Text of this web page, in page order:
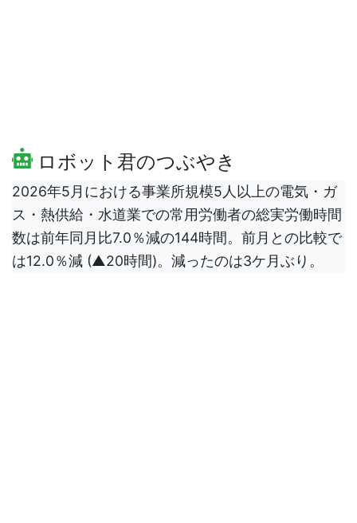
ロボット君のつぶやき
2026年5月における事業所規模5人以上の電気・ガ
ス・熱供給・水道業での常用労働者の総実労働時間
数は前年同月比7.0％減の144時間。前月との比較で
は12.0％減 (▲20時間)。減ったのは3ケ月ぶり。